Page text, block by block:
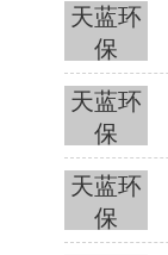
天蓝环
保
天蓝环
保
天蓝环
保